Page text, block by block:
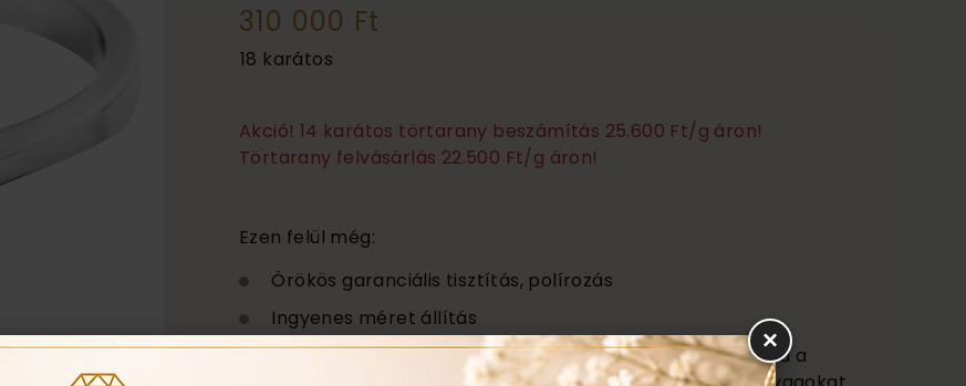
310 000 Ft
18 karátos
Akció! 14 karátos törtarany beszámítás 25.600 Ft/g áron!
Törtarany felvásárlás 22.500 Ft/g áron!
Ezen felül még:
Örökös garanciális tisztítás, polírozás
Ingyenes méret állítás
Vásárlási bizonylat avagy (Certificate) mely tartalmazza a
×